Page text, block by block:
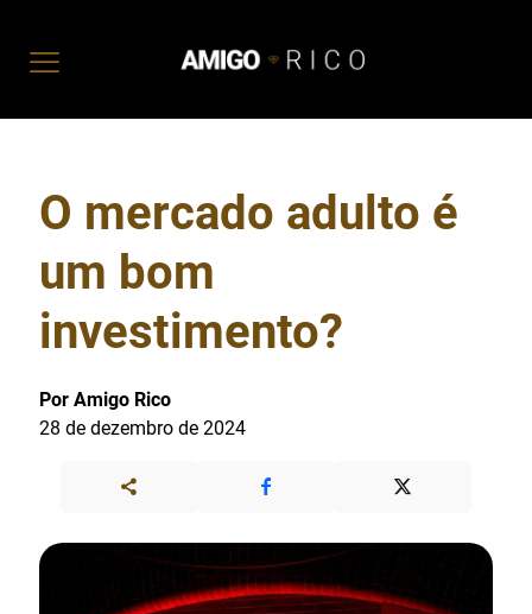
O mercado adulto é
um bom
investimento?
Por Amigo Rico
28 de dezembro de 2024